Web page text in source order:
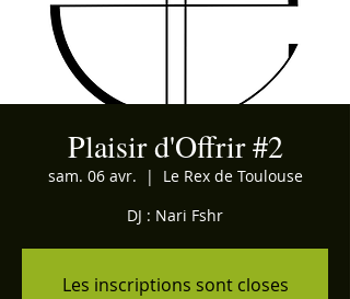
Plaisir d'Offrir #2
sam. 06 avr.
  |
Le Rex de Toulouse
DJ : Nari Fshr
Les inscriptions sont closes